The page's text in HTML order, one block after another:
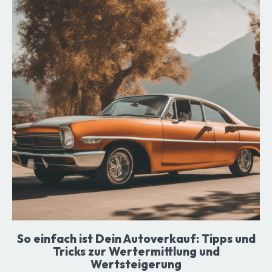
So einfach ist Dein Autoverkauf: Tipps und
Tricks zur Wertermittlung und
Wertsteigerung